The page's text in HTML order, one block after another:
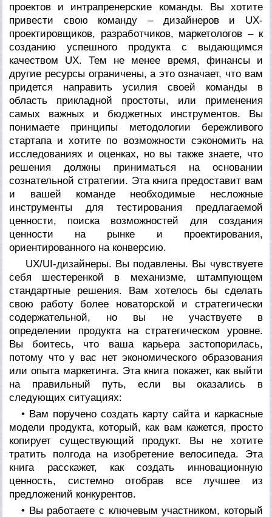
проектов и интрапренерские команды. Вы хотите
привести свою команду – дизайнеров и UX-
проектировщиков, разработчиков, маркетологов – к
созданию успешного продукта с выдающимся
качеством UX. Тем не менее время, финансы и
другие ресурсы ограничены, а это означает, что вам
придется направить усилия своей команды в
область прикладной простоты, или применения
самых важных и бюджетных инструментов. Вы
понимаете принципы методологии бережливого
стартапа и хотите по возможности сэкономить на
исследованиях и оценках, но вы также знаете, что
решения должны приниматься на основании
сознательной стратегии. Эта книга предоставит вам
и вашей команде необходимые несложные
инструменты для тестирования предлагаемой
ценности, поиска возможностей для создания
ценности на рынке и проектирования,
ориентированного на конверсию.
UX/UI-дизайнеры. Вы подавлены. Вы чувствуете
себя шестеренкой в механизме, штампующем
стандартные решения. Вам хотелось бы сделать
свою работу более новаторской и стратегически
содержательной, но вы не участвуете в
определении продукта на стратегическом уровне.
Вы боитесь, что ваша карьера застопорилась,
потому что у вас нет экономического образования
или опыта маркетинга. Эта книга покажет, как выйти
на правильный путь, если вы оказались в
следующих ситуациях:
• Вам поручено создать карту сайта и каркасные
модели продукта, который, как вам кажется, просто
копирует существующий продукт. Вы не хотите
тратить полгода на изобретение велосипеда. Эта
книга расскажет, как создать инновационную
ценность, системно отобрав все лучшее из
предложений конкурентов.
• Вы работаете с ключевым участником, который